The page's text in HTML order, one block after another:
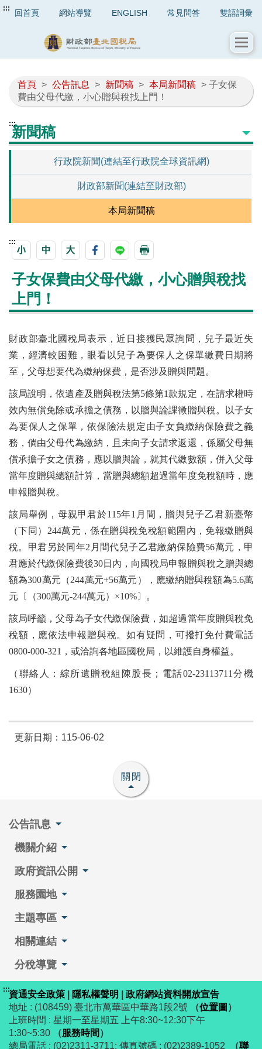
::: 回首頁 網站導覽 ENGLISH 常見問答 雙語詞彙
首頁 > 公告訊息 > 新聞稿 > 本局新聞稿 > 子女保
費由父母代繳，小心贈與稅找上門！
:::新聞稿
行政院新聞(連結至行政院全球資訊網)
財政部新聞(連結至財政部)
本局新聞稿
:::
子女保費由父母代繳，小心贈與稅找
上門！
財政部臺北國稅局表示，近日接獲民眾詢問，兒子最近失
業，經濟較困難，眼看以兒子為要保人之保單繳費日期將
至，父母想要代為繳納保費，是否涉及贈與問題。
該局說明，依遺產及贈與稅法第5條第1款規定，在請求權時
效內無償免除或承擔之債務，以贈與論課徵贈與稅。以子女
為要保人之保單，依保險法規定由子女負繳納保險費之義
務，倘由父母代為繳納，且未向子女請求返還，係屬父母無
償承擔子女之債務，應以贈與論，就其代繳數額，併入父母
當年度贈與總額計算，當贈與總額超過當年度免稅額時，應
申報贈與稅。
該局舉例，母親甲君於115年1月間，贈與兒子乙君新臺幣
（下同）244萬元，係在贈與稅免稅額範圍內，免報繳贈與
稅。甲君另於同年2月間代兒子乙君繳納保險費56萬元，甲
君應於代繳保險費後30日內，向國稅局申報贈與稅之贈與總
額為300萬元（244萬元+56萬元），應繳納贈與稅額為5.6萬
元〔（300萬元-244萬元）×10%〕。
該局呼籲，父母為子女代繳保險費，如超過當年度贈與稅免
稅額，應依法申報贈與稅。如有疑問，可撥打免付費電話
0800-000-321，或洽詢各地區國稅局，以維護自身權益。
（聯絡人：綜所遺贈稅組陳股長；電話02-23113711分機
1630）
更新日期：115-06-02
關閉
公告訊息
機關介紹
政府資訊公開
服務園地
主題專區
相關連結
分稅導覽
:::資通安全政策 隱私權聲明
政府網站資料開放宣告
地址 : (108459) 臺北市萬華區中華路1段2號
（位置圖 ）
上班時間 : 星期一至星期五 上午8:30~12:30下午
1:30~5:30
（服務時間 ）
總局電話 : (02)2311-3711; 傳真號碼 : (02)2389-1052
（聯